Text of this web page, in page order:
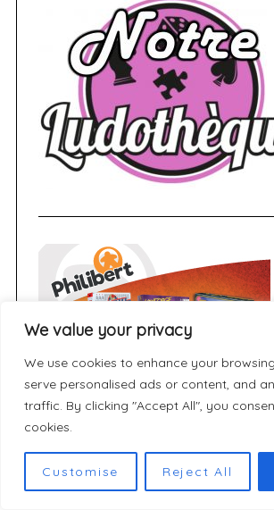
We value your privacy
We use cookies to enhance your
serve personalised ads or content, and
traffic. By clicking "Accept All", you
cookies.
Customise Reject All